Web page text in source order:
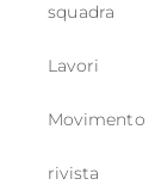
squadra
Lavori
Movimento
rivista